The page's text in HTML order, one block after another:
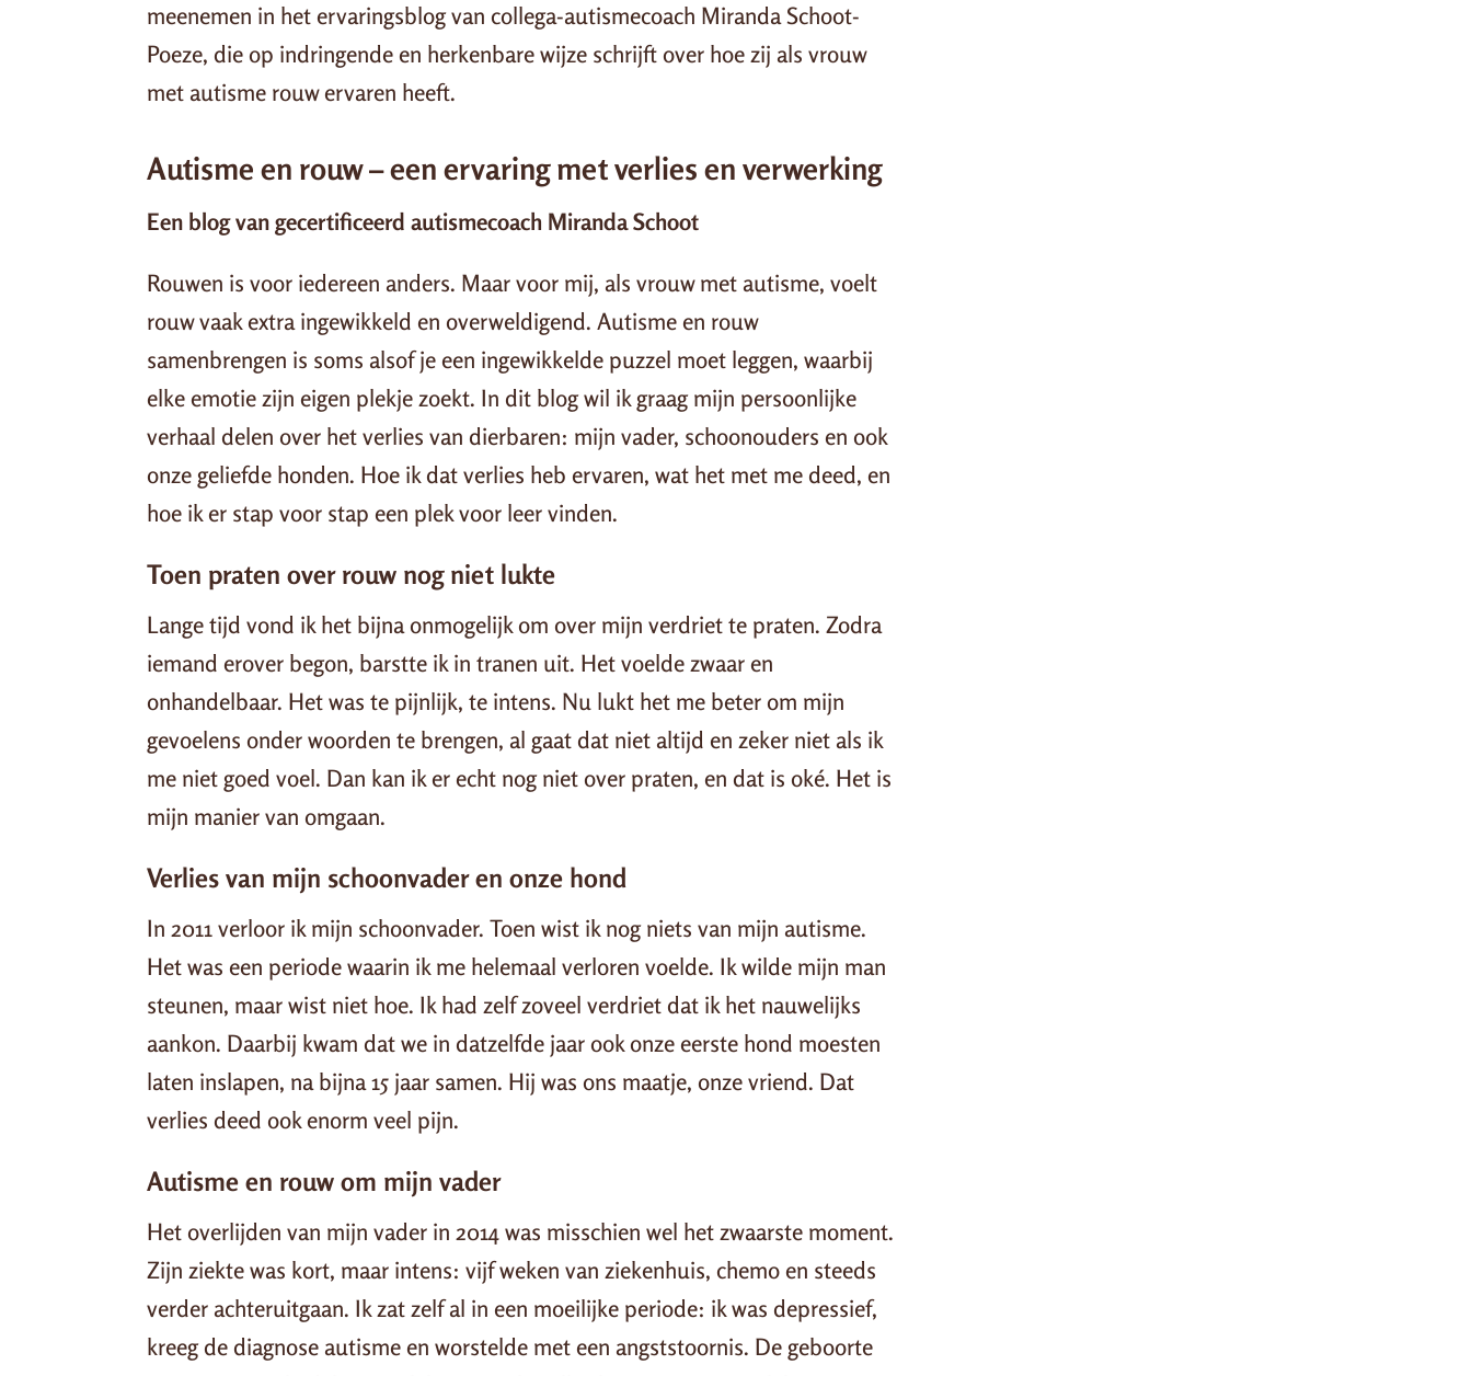
meenemen in het ervaringsblog van collega-autismecoach Miranda Schoot-
Poeze, die op indringende en herkenbare wijze schrijft over hoe zij als vrouw
met autisme rouw ervaren heeft.
Autisme en rouw – een ervaring met verlies en verwerking
Een blog van gecertificeerd autismecoach Miranda Schoot
Rouwen is voor iedereen anders. Maar voor mij, als vrouw met autisme, voelt
rouw vaak extra ingewikkeld en overweldigend. Autisme en rouw
samenbrengen is soms alsof je een ingewikkelde puzzel moet leggen, waarbij
elke emotie zijn eigen plekje zoekt. In dit blog wil ik graag mijn persoonlijke
verhaal delen over het verlies van dierbaren: mijn vader, schoonouders en ook
onze geliefde honden. Hoe ik dat verlies heb ervaren, wat het met me deed, en
hoe ik er stap voor stap een plek voor leer vinden.
Toen praten over rouw nog niet lukte
Lange tijd vond ik het bijna onmogelijk om over mijn verdriet te praten. Zodra
iemand erover begon, barstte ik in tranen uit. Het voelde zwaar en
onhandelbaar. Het was te pijnlijk, te intens. Nu lukt het me beter om mijn
gevoelens onder woorden te brengen, al gaat dat niet altijd en zeker niet als ik
me niet goed voel. Dan kan ik er echt nog niet over praten, en dat is oké. Het is
mijn manier van omgaan.
Verlies van mijn schoonvader en onze hond
In 2011 verloor ik mijn schoonvader. Toen wist ik nog niets van mijn autisme.
Het was een periode waarin ik me helemaal verloren voelde. Ik wilde mijn man
steunen, maar wist niet hoe. Ik had zelf zoveel verdriet dat ik het nauwelijks
aankon. Daarbij kwam dat we in datzelfde jaar ook onze eerste hond moesten
laten inslapen, na bijna 15 jaar samen. Hij was ons maatje, onze vriend. Dat
verlies deed ook enorm veel pijn.
Autisme en rouw om mijn vader
Het overlijden van mijn vader in 2014 was misschien wel het zwaarste moment.
Zijn ziekte was kort, maar intens: vijf weken van ziekenhuis, chemo en steeds
verder achteruitgaan. Ik zat zelf al in een moeilijke periode: ik was depressief,
kreeg de diagnose autisme en worstelde met een angststoornis. De geboorte